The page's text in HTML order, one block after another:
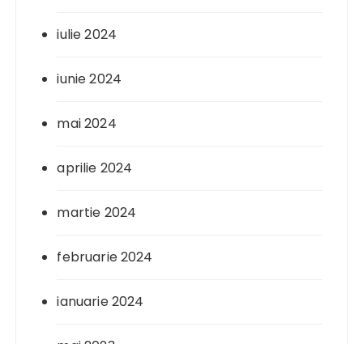
iulie 2024
iunie 2024
mai 2024
aprilie 2024
martie 2024
februarie 2024
ianuarie 2024